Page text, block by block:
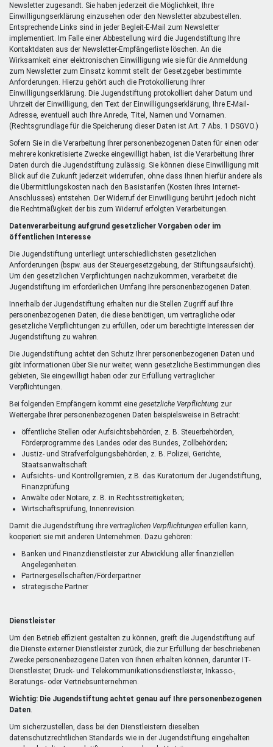
Newsletter zugesandt. Sie haben jederzeit die Möglichkeit, Ihre
Einwilligungserklärung einzusehen oder den Newsletter abzubestellen.
Entsprechende Links sind in jeder Begleit-E-Mail zum Newsletter
implementiert. Im Falle einer Abbestellung wird die Jugendstiftung Ihre
Kontaktdaten aus der Newsletter-Empfängerliste löschen. An die
Wirksamkeit einer elektronischen Einwilligung wie sie für die Anmeldung
zum Newsletter zum Einsatz kommt stellt der Gesetzgeber bestimmte
Anforderungen. Hierzu gehört auch die Protokollierung Ihrer
Einwilligungserklärung. Die Jugendstiftung protokolliert daher Datum und
Uhrzeit der Einwilligung, den Text der Einwilligungserklärung, Ihre E-Mail-
Adresse, eventuell auch Ihre Anrede, Titel, Namen und Vornamen.
(Rechtsgrundlage für die Speicherung dieser Daten ist Art. 7 Abs. 1 DSGVO.)
Sofern Sie in die Verarbeitung Ihrer personenbezogenen Daten für einen oder
mehrere konkretisierte Zwecke eingewilligt haben, ist die Verarbeitung Ihrer
Daten durch die Jugendstiftung zulässig. Sie können diese Einwilligung mit
Blick auf die Zukunft jederzeit widerrufen, ohne dass Ihnen hierfür andere als
die Übermittlungskosten nach den Basistarifen (Kosten Ihres Internet-
Anschlusses) entstehen. Der Widerruf der Einwilligung berührt jedoch nicht
die Rechtmäßigkeit der bis zum Widerruf erfolgten Verarbeitungen.
Datenverarbeitung aufgrund gesetzlicher Vorgaben oder im
öffentlichen Interesse
Die Jugendstiftung unterliegt unterschiedlichsten gesetzlichen
Anforderungen (bspw. aus der Steuergesetzgebung, der Stiftungsaufsicht).
Um den gesetzlichen Verpflichtungen nachzukommen, verarbeitet die
Jugendstiftung im erforderlichen Umfang Ihre personenbezogenen Daten.
Innerhalb der Jugendstiftung erhalten nur die Stellen Zugriff auf Ihre
personenbezogenen Daten, die diese benötigen, um vertragliche oder
gesetzliche Verpflichtungen zu erfüllen, oder um berechtigte Interessen der
Jugendstiftung zu wahren.
Die Jugendstiftung achtet den Schutz Ihrer personenbezogenen Daten und
gibt Informationen über Sie nur weiter, wenn gesetzliche Bestimmungen dies
gebieten, Sie eingewilligt haben oder zur Erfüllung vertraglicher
Verpflichtungen.
Bei folgenden Empfängern kommt eine gesetzliche Verpflichtung zur
Weitergabe Ihrer personenbezogenen Daten beispielsweise in Betracht:
öffentliche Stellen oder Aufsichtsbehörden, z. B. Steuerbehörden,
Förderprogramme des Landes oder des Bundes, Zollbehörden;
Justiz- und Strafverfolgungsbehörden, z. B. Polizei, Gerichte,
Staatsanwaltschaft
Aufsichts- und Kontrollgremien, z.B. das Kuratorium der Jugendstiftung,
Finanzprüfung
Anwälte oder Notare, z. B. in Rechtsstreitigkeiten;
Wirtschaftsprüfung, Innenrevision.
Damit die Jugendstiftung ihre vertraglichen Verpflichtungen erfüllen kann,
kooperiert sie mit anderen Unternehmen. Dazu gehören:
Banken und Finanzdienstleister zur Abwicklung aller finanziellen
Angelegenheiten.
Partnergesellschaften/Förderpartner
strategische Partner
Dienstleister
Um den Betrieb effizient gestalten zu können, greift die Jugendstiftung auf
die Dienste externer Dienstleister zurück, die zur Erfüllung der beschriebenen
Zwecke personenbezogene Daten von Ihnen erhalten können, darunter IT-
Dienstleister, Druck- und Telekommunikationsdienstleister, Inkasso-,
Beratungs- oder Vertriebsunternehmen.
Wichtig: Die Jugendstiftung achtet genau auf Ihre personenbezogenen
Daten
Um sicherzustellen, dass bei den Dienstleistern dieselben
datenschutzrechtlichen Standards wie in der Jugendstiftung eingehalten